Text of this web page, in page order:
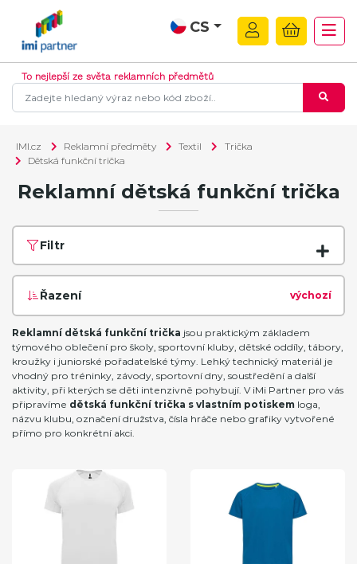
CS
To nejlepší ze světa reklamních předmětů
IMI.cz Reklamní předměty Textil
Trička
Dětská funkční trička
Reklamní dětská funkční trička
Filtr
Řazení výchozí
Reklamní dětská funkční trička jsou praktickým základem
týmového oblečení pro školy, sportovní kluby, dětské oddíly, tábory,
kroužky i juniorské pořadatelské týmy. Lehký technický materiál je
vhodný pro tréninky, závody, sportovní dny, soustředění a další
aktivity, při kterých se děti intenzivně pohybují. V iMi Partner pro vás
připravíme dětská funkční trička s vlastním potiskem loga,
názvu klubu, označení družstva, čísla hráče nebo grafiky vytvořené
přímo pro konkrétní akci.